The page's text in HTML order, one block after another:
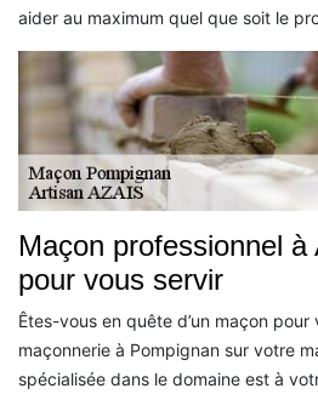
aider au maximum quel que soit le
Maçon professionnel à
pour vous servir
Êtes-vous en quête d’un maçon
maçonnerie à Pompignan sur votre
spécialisée dans le domaine est à